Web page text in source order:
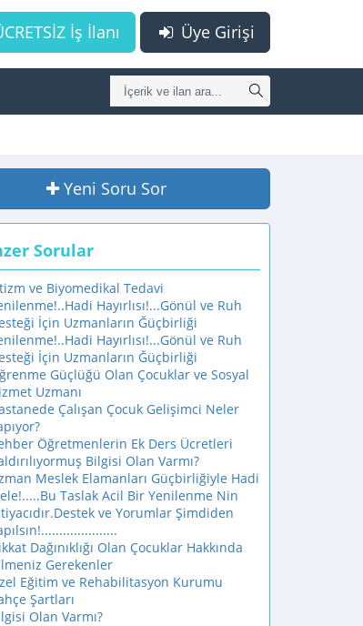
Üye Girişi
İş İlanı
Yeni Soru Sor
Sorular
ve Biyomedikal Tedavi
Hayırlısı!...Gönül ve Ruh
İçin Uzmanların Ğüçbirliği
Hayırlısı!...Gönül ve Ruh
İçin Uzmanların Ğüçbirliği
Güçlüğü Olan Çocuklar ve Sosyal
Uzmanı
Çalışan Çocuk Gelişimci Neler
Öğretmenlerin Ek Ders Ücretleri
Bilgisi Olan Varmı?
Meslek Elamanları Güçbirliğiyle Hadi
Taslak Acil Bir Yenilenme Nin
ve Yorumlar Şimdiden
Dağınıklığı Olan Çocuklar Hakkında
Gerekenler
Eğitim ve Rehabilitasyon Kurumu
Şartları
Olan Varmı?